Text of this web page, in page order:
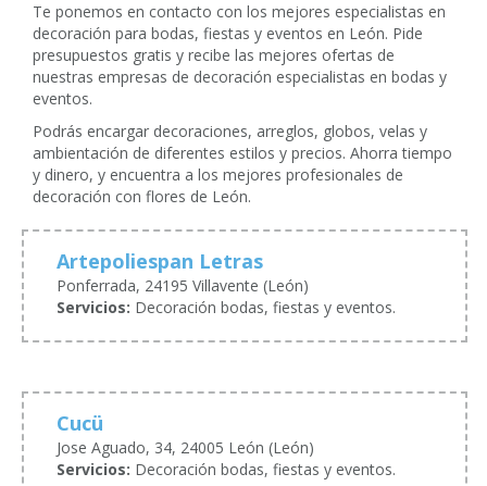
Te ponemos en contacto con los mejores especialistas en
decoración para bodas, fiestas y eventos en León. Pide
presupuestos gratis y recibe las mejores ofertas de
nuestras empresas de decoración especialistas en bodas y
eventos.
Podrás encargar decoraciones, arreglos, globos, velas y
ambientación de diferentes estilos y precios. Ahorra tiempo
y dinero, y encuentra a los mejores profesionales de
decoración con flores de León.
Artepoliespan Letras
Ponferrada, 24195 Villavente (León)
Servicios: Decoración bodas, fiestas y eventos.
Cucü
Jose Aguado, 34, 24005 León (León)
Servicios: Decoración bodas, fiestas y eventos.